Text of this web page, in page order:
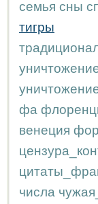
семья сны
тигры
фа
венеция
числа